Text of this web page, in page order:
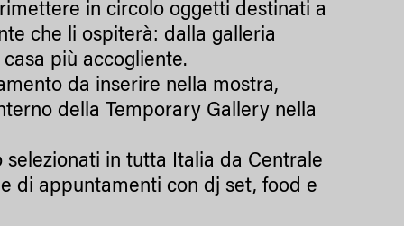
in circolo oggetti destinati a
che li ospiterà: dalla galleria
più accogliente.
da inserire nella mostra,
della Temporary Gallery nella
selezionati in tutta Italia da Centrale
di appuntamenti con dj set, food e